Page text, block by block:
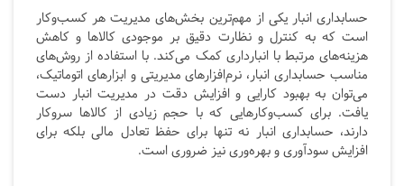
حسابداری انبار یکی از مهم‌ترین بخش‌های مدیریت هر کسب‌وکار
است که به کنترل و نظارت دقیق بر موجودی کالاها و کاهش
هزینه‌های مرتبط با انبارداری کمک می‌کند. با استفاده از روش‌های
مناسب حسابداری انبار، نرم‌افزارهای مدیریتی و ابزارهای اتوماتیک،
می‌توان به بهبود کارایی و افزایش دقت در مدیریت انبار دست
یافت. برای کسب‌وکارهایی که با حجم زیادی از کالاها سروکار
دارند، حسابداری انبار نه تنها برای حفظ تعادل مالی بلکه برای
افزایش سودآوری و بهره‌وری نیز ضروری است.